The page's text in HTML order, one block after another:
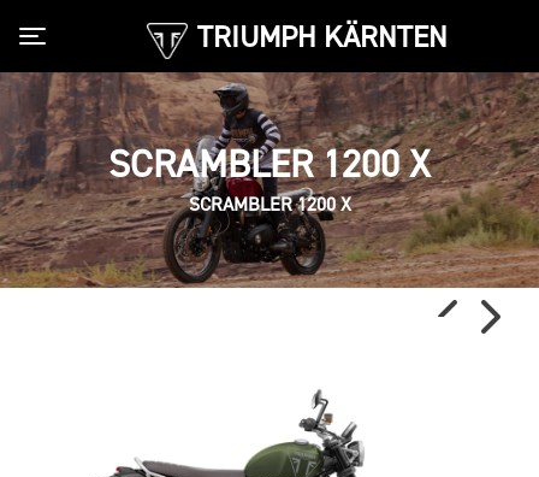
TRIUMPH KÄRNTEN
Toggle navigation
SCRAMBLER 1200 X
SCRAMBLER 1200 X